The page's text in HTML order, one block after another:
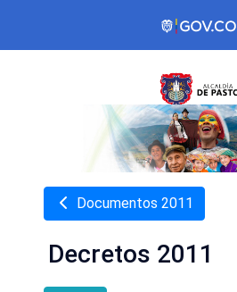
Documentos 2011
Decretos 2011